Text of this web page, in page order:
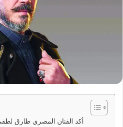
أكد الفنان المصري طارق